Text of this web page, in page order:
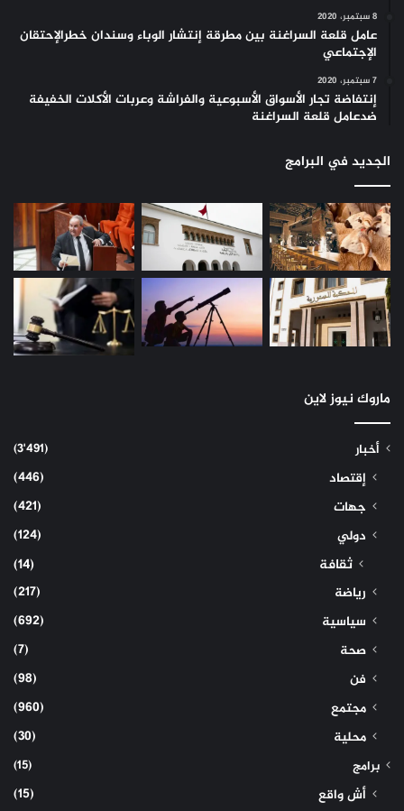
8 سبتمبر، 2020
عامل قلعة السراغنة بين مطرقة إنتشار الوباء وسندان خطرالإحتقان
الإجتماعي
7 سبتمبر، 2020
إنتفاضة تجار الأسواق الأسبوعية والفراشة وعربات الأكلات الخفيفة
ضدعامل قلعة السراغنة
الجديد في البرامج
ماروك نيوز لاين
أخبار (3٬491)
إقتصاد
(446)
جهات
(421)
دولي
(124)
ثقافة (14)
رياضة
(217)
سياسية
(692)
صحة
(7)
فن
(98)
مجتمع
(960)
محلية
(30)
برامج (15)
أش واقع (15)